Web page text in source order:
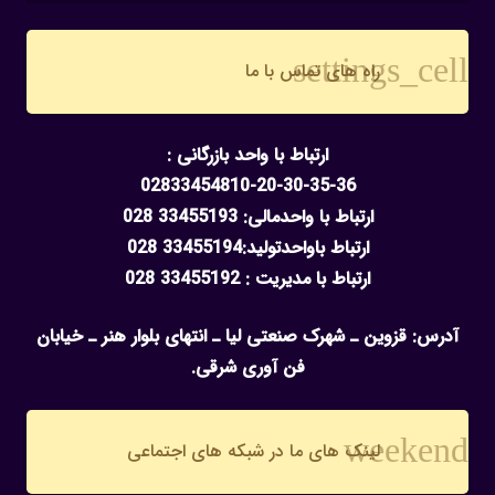
settings_cell
راه های تماس با ما
ارتباط با واحد بازرگانی :
02833454810-20-30-35-36
ارتباط با واحدمالی: 33455193 028
ارتباط باواحدتولید:33455194 028
ارتباط با مدیریت : 33455192 028
آدرس: قزوین ـ شهرک صنعتی لیا ـ انتهای بلوار هنر ـ خیابان
فن آوری شرقی.
weekendلینک های ما در شبکه های اجتماعی